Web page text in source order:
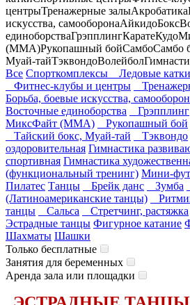
центрыТренажерные залыАкробатика
искусства, самооборонаАйкидоБокс
единоборстваГрэпплингКаратеКудо
(ММА)Рукопашный бойСамбоСамбо
Муай-тайТэквондоВолейбол
Все Спорткомплексы Ледовые катки
Фитнес-клубы и центры
Борьба, боевые искусства,
Восточные единоборства
Грэпплинг
МиксФайт (ММА)
Рукопашный бой
Тайский бокс, Муай-тай
Тэквондо
оздоровительная Гимнастика
спортивная Гимнастика
(функциональный тренинг) Мини-
Пилатес Танцы Брейк данс Зумба
(Латиноамериканские танцы)
танцы
Сальса Стретчинг, растяжка
Эстрадные танцы Фигурное катание
Шахматы Шашки
Только бесплатные
Занятия для беременных
Аренда зала или площадки